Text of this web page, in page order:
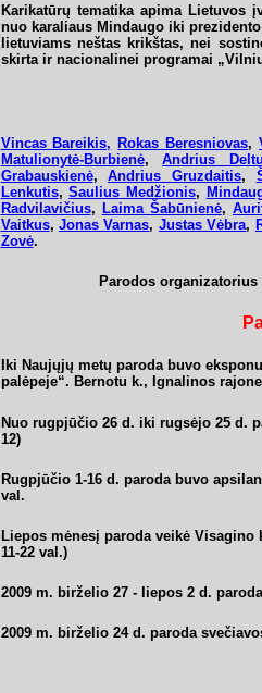
Karikatūrų tematika apima
nuo karaliaus Mindaugo iki
lietuviams neštas krikštas, nei
skirta ir nacionalinei programai
Vincas Bareikis, Rokas Beresniovas,
Matulionytė-Burbienė,Andrius
Grabauskienė,Andrius Gruzdaitis,
Lenkutis,Saulius Medžionis,
Radvilavičius, Laima Šabūnienė,
Vaitkus, Jonas Varnas, Justas Vėbra,
Zovė.
Parodos
Iki Naujųjų metų paroda buvo
palėpeje“. Bernotu k., Ignalinos
Nuo rugpjūčio 26 d. iki rugsėjo 25 d.
12)
Rugpjūčio 1-16 d. paroda buvo
val.
Liepos mėnesį paroda veikė Visagino
11-22 val.)
2009 m. birželio 27 - liepos 2 d.
2009 m. birželio 24 d. paroda